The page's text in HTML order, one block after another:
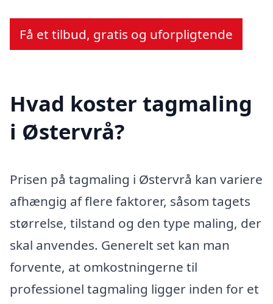
Få et tilbud, gratis og uforpligtende
Hvad koster tagmaling
i Østervrå?
Prisen på tagmaling i Østervrå kan variere
afhængig af flere faktorer, såsom tagets
størrelse, tilstand og den type maling, der
skal anvendes. Generelt set kan man
forvente, at omkostningerne til
professionel tagmaling ligger inden for et